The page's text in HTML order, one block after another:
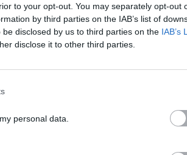
to your opt-out. You may separately opt-out
by third parties on the IAB’s list of
disclosed by us to third parties on the IAB’s
disclose it to other third parties.
personal data.